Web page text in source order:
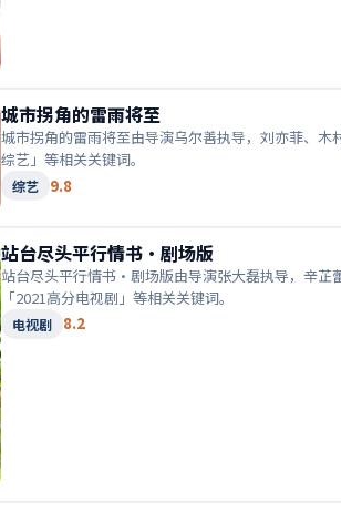
城市拐角的雷雨将至
城市拐角的雷雨将至由导演乌尔善执导，刘亦菲、
综艺」等相关关键词。
综艺 9.8
站台尽头平行情书·剧场版
站台尽头平行情书·剧场版由导演张大磊执导，辛芷
「2021高分电视剧」等相关关键词。
电视剧 8.2